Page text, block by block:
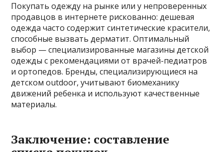
Покупать одежду на рынке или у непроверенных
продавцов в интернете рискованно: дешевая
одежда часто содержит синтетические красители,
способные вызвать дерматит. Оптимальный
выбор — специализированные магазины детской
одежды с рекомендациями от врачей-педиатров
и ортопедов. Бренды, специализирующиеся на
детском outdoor, учитывают биомеханику
движений ребенка и используют качественные
материалы.
Заключение: составление